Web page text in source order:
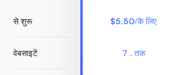
से शुरू
वेबसाइटें
$5.50/के लिए
7 . तक